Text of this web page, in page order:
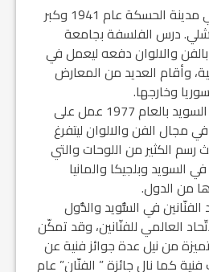
ولد الفنان حنا الحايك في مدينة الحسكة عام 1941 وكبر
درس الفلسفة بجامعة
والالوان دفعه ليعمل في
وأقام العديد من المعارض
وخارجها.
منذ انتقاله للإقامة في السويد بالعام 1977 عمل على
مجال الفن والالوان ليتفرغ
رسم الكثير من اللوحات والتي
وبلجيكا والمانيا
من الدول.
الفنّانين في السُّويد والدُّول
العالمي للفنّانين، وقد تمكّن
من نيل عدة جوائز فنية عن
كما نال جائزة ” الفنّان” عام